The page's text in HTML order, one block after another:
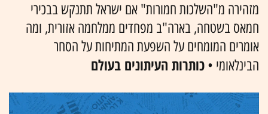
מזהירה מ"השלכות חמורות" אם ישראל תתנקש בבכירי
חמאס בשטחה, בארה"ב מפחדים ממלחמה אזורית, ומה
אומרים המומחים על השפעת המתיחות על הסחר
הבינלאומי • כותרות העיתונים בעולם